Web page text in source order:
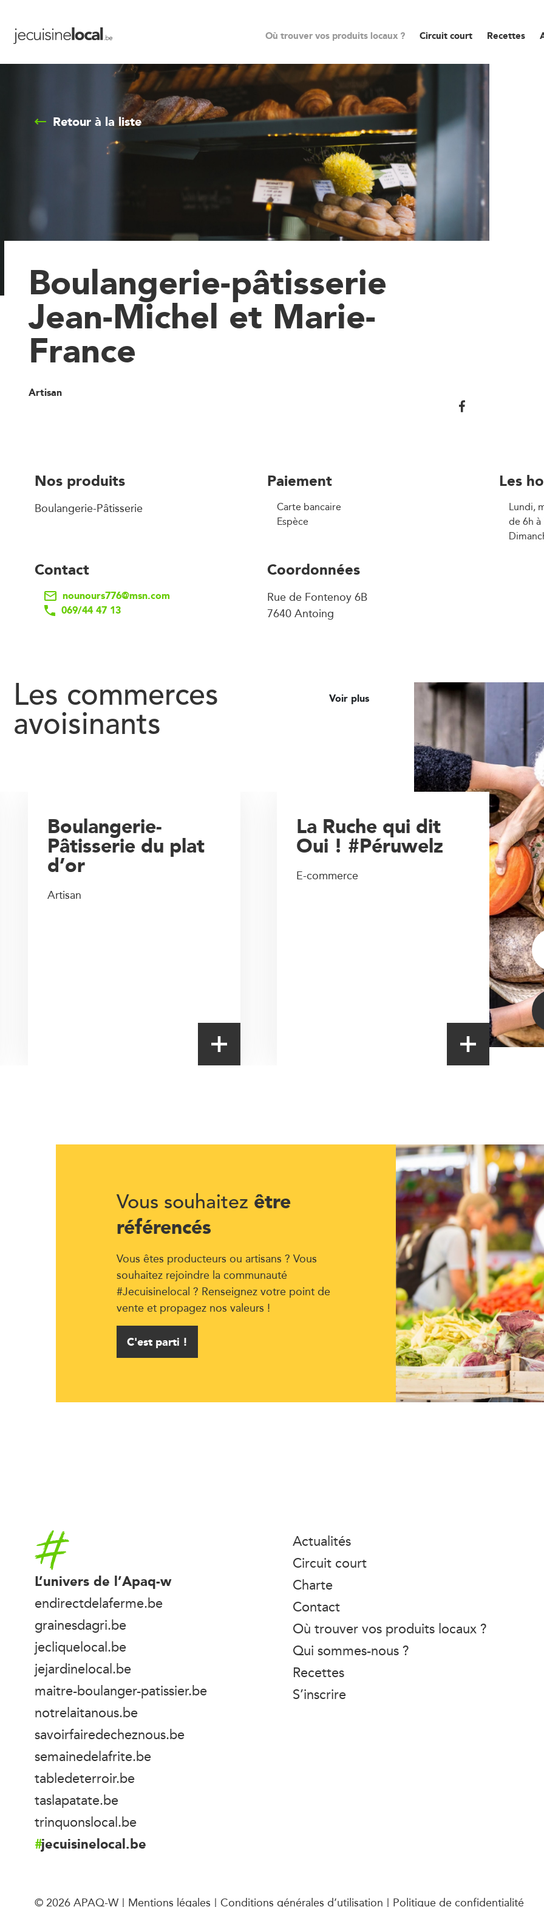
Où trouver vos produits locaux ? Circuit court Recettes
Retour à la liste
Boulangerie-pâtisserie
Jean-Michel et Marie-
France
Artisan
Nos produits
Boulangerie-Pâtisserie
Paiement
Carte bancaire
Espèce
Les
Lundi,
de 6h à
Contact
nounours776@msn.com
069/44 47 13
Coordonnées
Rue de Fontenoy 6B
7640 Antoing
Les commerces
avoisinants
Voir plus
La Ruche qui dit
Oui ! #Péruwelz
E-commerce
Boulangerie-
Pâtisserie du plat
d’or
Artisan
Vous souhaitez être
référencés
Vous êtes producteurs ou artisans ? Vous
souhaitez rejoindre la communauté
#Jecuisinelocal ? Renseignez votre point de
vente et propagez nos valeurs !
C'est parti !
Accueil
L’univers de l’Apaq-w
endirectdelaferme.be
grainesdagri.be
jecliquelocal.be
jejardinelocal.be
maitre-boulanger-patissier.be
notrelaitanous.be
savoirfairedecheznous.be
semainedelafrite.be
tabledeterroir.be
taslapatate.be
trinquonslocal.be
jecuisinelocal.be
Actualités
Circuit court
Charte
Contact
Où trouver vos produits locaux ?
Qui sommes-nous ?
Recettes
S’inscrire
© 2026 APAQ-W Mentions légales Conditions générales d’utilisation Politique de confidentialité